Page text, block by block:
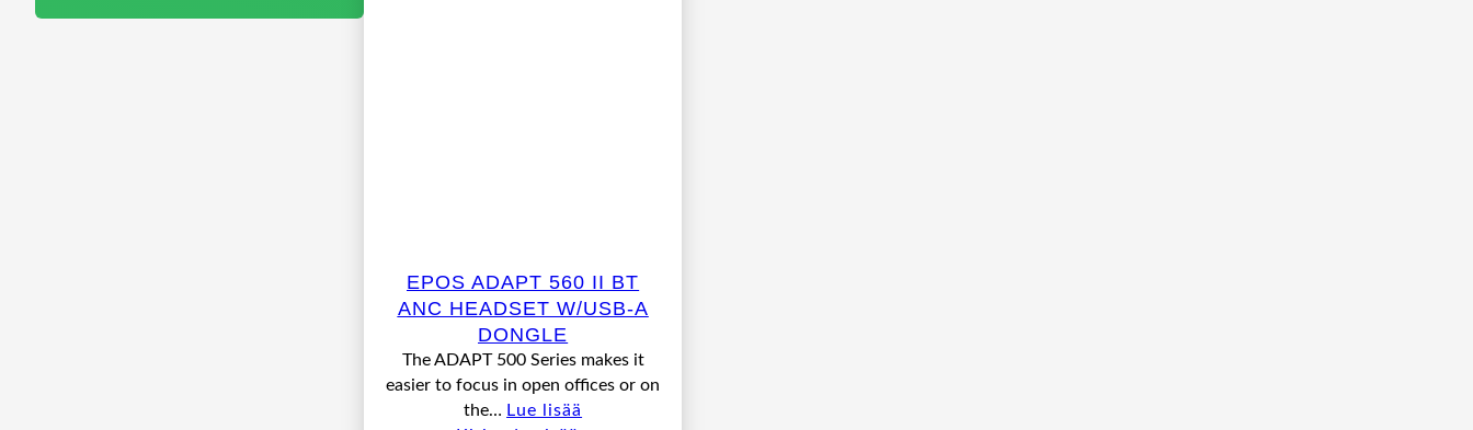
EPOS ADAPT 560 II BT
ANC HEADSET W/USB-A
DONGLE
The ADAPT 500 Series makes it
easier to focus in open offices or on
the… Lue lisää